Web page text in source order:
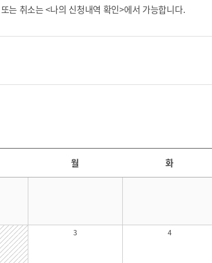
는 취소는 <나의 신청내역 확인>에서 가능합니다.
월 화
3 4